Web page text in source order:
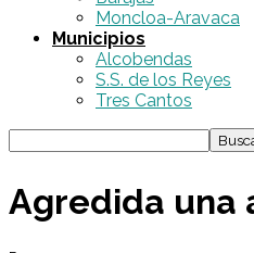
Moncloa-Aravaca
Municipios
Alcobendas
S.S. de los Reyes
Tres Cantos
Agredida una